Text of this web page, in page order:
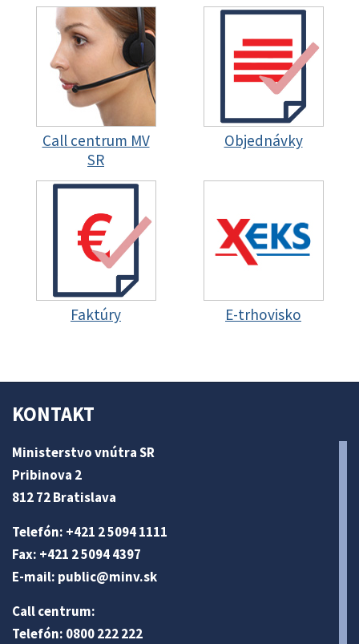
Call centrum MV
SR
Objednávky
Faktúry E-trhovisko
KONTAKT
Ministerstvo vnútra SR
Pribinova 2
812 72 Bratislava
Telefón: +421 2 5094 1111
Fax: +421 2 5094 4397
E-mail: public@minv.sk
Call centrum:
Telefón: 0800 222 222